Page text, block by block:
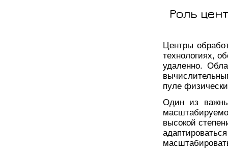
Роль
Центры
технологиях,
удаленно.
пуле
Один из
высокой